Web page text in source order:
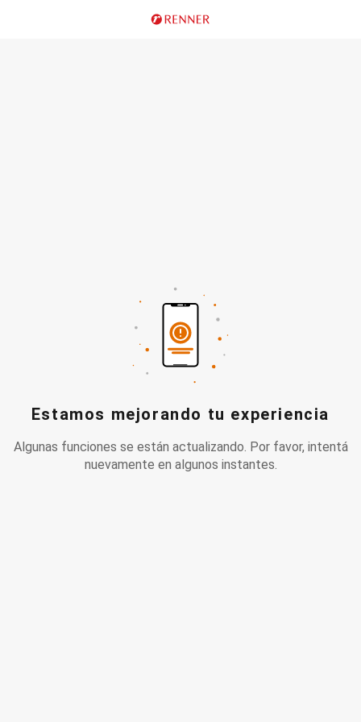
Estamos mejorando tu experiencia
Algunas funciones se están actualizando. Por favor, intentá
nuevamente en algunos instantes.